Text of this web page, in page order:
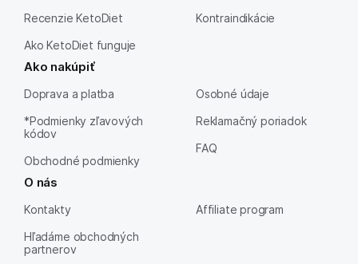
Recenzie KetoDiet
Ako KetoDiet funguje
Kontraindikácie
Ako nakúpiť
Doprava a platba
*Podmienky zľavových
kódov
Obchodné podmienky
Osobné údaje
Reklamačný poriadok
FAQ
O nás
Kontakty
Hľadáme obchodných
partnerov
Affiliate program